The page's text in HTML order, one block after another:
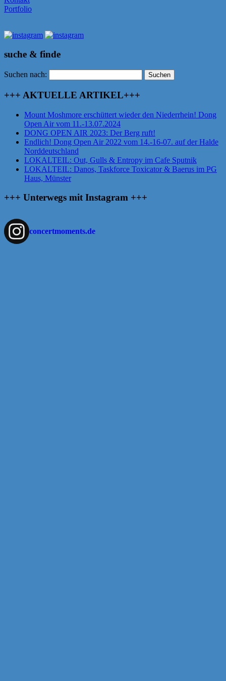
Portfolio
suche & finde
Suchen nach:
+++ AKTUELLE ARTIKEL+++
Mount Moshmore erschüttert wieder den Niederrhein! Dong
Open Air vom 11.-13.07.2024
DONG OPEN AIR 2023: Der Berg ruft!
Endlich! Dong Open Air 2022 vom 14.-16-07. auf der Halde
Norddeutschland
LOKALTEIL: Out, Gulls & Entropy im Cafe Sputnik
LOKALTEIL: Danos, Taskforce Toxicator & Baerus im PG
Haus, Münster
+++ Unterwegs mit Instagram +++
concertmoments.de